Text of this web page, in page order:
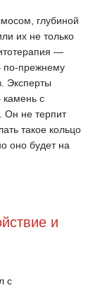
глубиной
их не только
—
по-прежнему
Эксперты
камень с
Он не терпит
такое кольцо
оно будет на
и
с